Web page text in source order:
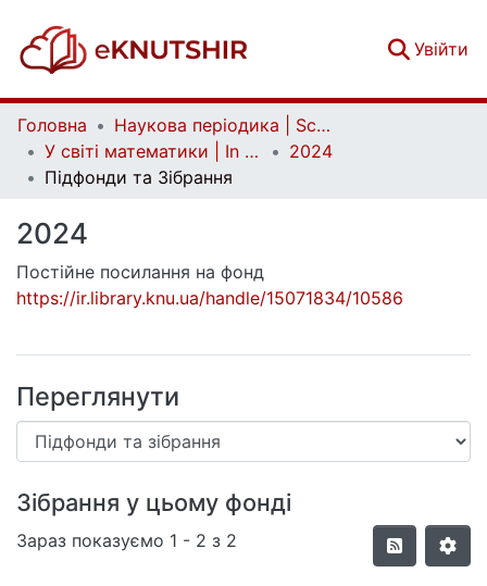
Увійти
Головна
Наукова періодика | Scientific periodicals
У світі математики | In the world of mathematics
2024
Підфонди та Зібрання
2024
Постійне посилання на фонд
https://ir.library.knu.ua/handle/15071834/10586
Переглянути
Зібрання у цьому фонді
Зараз показуємо 1 - 2 з 2